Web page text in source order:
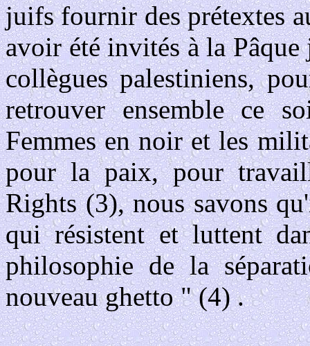
juifs fournir des prétextes
avoir été invités à la
collègues palestiniens,
retrouver ensemble ce
Femmes en noir et les
pour la paix, pour
Rights (3), nous savons
qui résistent et luttent
philosophie de la
nouveau ghetto " (4) .